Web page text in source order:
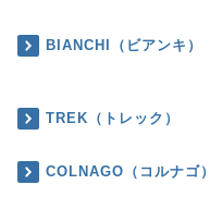
BIANCHI（ビアンキ）
TREK（トレック）
COLNAGO（コルナゴ）